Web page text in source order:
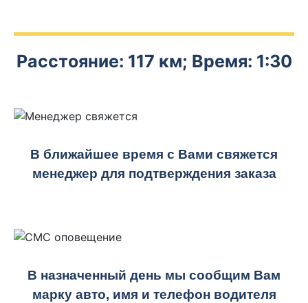
Расстояние: 117 км; Время: 1:30
В ближайшее время с Вами свяжется
менеджер для подтверждения заказа
В назначенный день мы сообщим Вам
марку авто, имя и телефон водителя